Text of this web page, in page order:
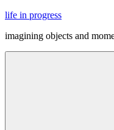
Skip
content
life in progress
imagining objects and